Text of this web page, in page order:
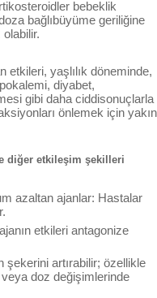
bebeklik
bağlıbüyüme geriliğine
etkileri, yaşlılık döneminde,
diyabet,
gibi daha ciddisonuçlarla
önlemek için yakın
diğer etkileşim şekilleri
azaltan ajanlar: Hastalar
etkileri antagonize
artırabilir; özellikle
doz değişimlerinde